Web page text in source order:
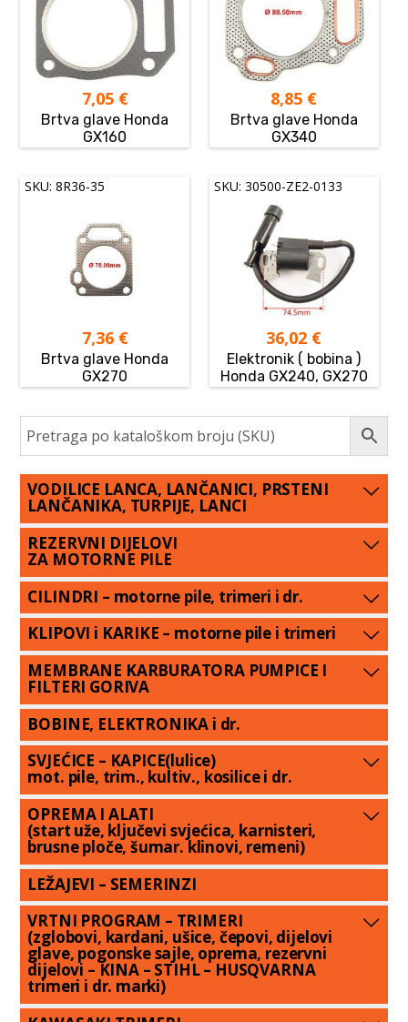
7,05 €
Brtva glave Honda
GX160
8,85 €
Brtva glave Honda
GX340
SKU: 8R36-35
7,36 €
Brtva glave Honda
GX270
SKU: 30500-ZE2-0133
36,02 €
Elektronik ( bobina )
Honda GX240, GX270
VODILICE LANCA, LANČANICI, PRSTENI
LANČANIKA, TURPIJE, LANCI
REZERVNI DIJELOVI
ZA MOTORNE PILE
CILINDRI – motorne pile, trimeri i dr.
KLIPOVI i KARIKE – motorne pile i trimeri
MEMBRANE KARBURATORA PUMPICE I
FILTERI GORIVA
BOBINE, ELEKTRONIKA i dr.
SVJEĆICE – KAPICE(lulice)
mot. pile, trim., kultiv., kosilice i dr.
OPREMA I ALATI
(start uže, ključevi svjećica, karnisteri,
brusne ploče, šumar. klinovi, remeni)
LEŽAJEVI – SEMERINZI
VRTNI PROGRAM – TRIMERI
(zglobovi, kardani, ušice, čepovi, dijelovi
glave, pogonske sajle, oprema, rezervni
dijelovi – KINA – STIHL – HUSQVARNA
trimeri i dr. marki)